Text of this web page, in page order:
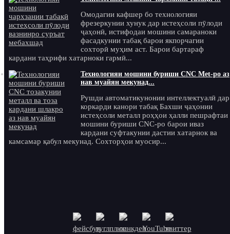
Омодагии кафшер бо технологияи
фрезеркунии хунук дар истеҳсоли пӯлоди
ҷаҳонӣ, истифодаи мошини самараноки
фасадкунии табақ барои якпорчагии
сохторӣ муҳим аст. Барои бартараф
кардани таҳрифи хатарноки гармӣ...
Технологияи мошини буриши CNC Met-ро аз
нав муайян мекунад...
Рушди автоматикунонии интеллектуалӣ дар
коркарди канори табақ Бахши ҷаҳонии
истеҳсоли металл роҳҳои ҳалли пешрафтаи
мошини буриши CNC-ро барои иваз
кардани суфтакунии дастии хатарнок ва
камсамар қабул мекунад. Сохторҳои муосир...